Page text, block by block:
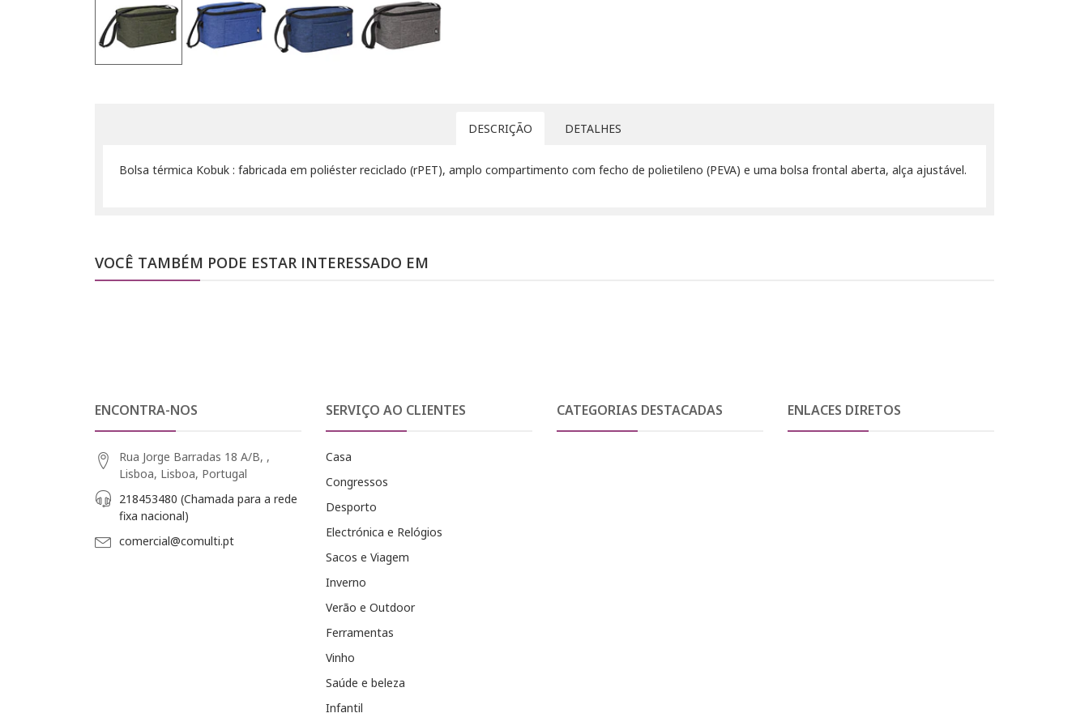
DESCRIÇÃO DETALHES
Bolsa térmica Kobuk : fabricada em poliéster reciclado (rPET), amplo compartimento com fecho de polietileno (PEVA) e uma bolsa frontal aberta, alça ajustável.
VOCÊ TAMBÉM PODE ESTAR INTERESSADO EM
ENCONTRA-NOS
Rua Jorge Barradas 18 A/B, ,
Lisboa, Lisboa, Portugal
218453480 (Chamada para a rede
fixa nacional)
comercial@comulti.pt
SERVIÇO AO CLIENTES
Casa
Congressos
Desporto
Electrónica e Relógios
Sacos e Viagem
Inverno
Verão e Outdoor
Ferramentas
Vinho
Saúde e beleza
Infantil
CATEGORIAS DESTACADAS ENLACES DIRETOS